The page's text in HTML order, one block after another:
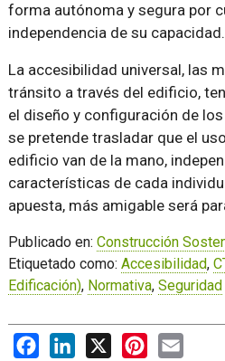
forma autónoma y segura por
independencia de su capacidad.
La accesibilidad universal, las
tránsito a través del edificio,
el diseño y configuración de
se pretende trasladar que el
edificio van de la mano,
características de cada
apuesta, más amigable será
Publicado en: Construcción
Etiquetado como: Accesibilidad,
Edificación), Normativa, Seguridad
FacebookLinkedIn
X PinterestEmail